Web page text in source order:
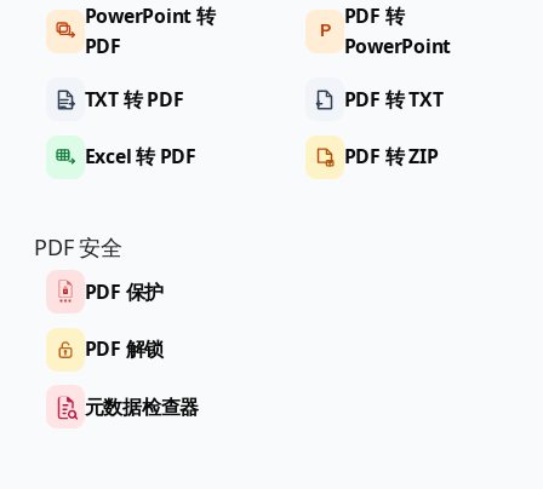
PowerPoint 转
PDF
TXT 转 PDF
Excel 转 PDF
P
PDF 转
PowerPoint
PDF 转 TXT
PDF 转 ZIP
PDF 安全
PDF 保护
PDF 解锁
元数据检查器